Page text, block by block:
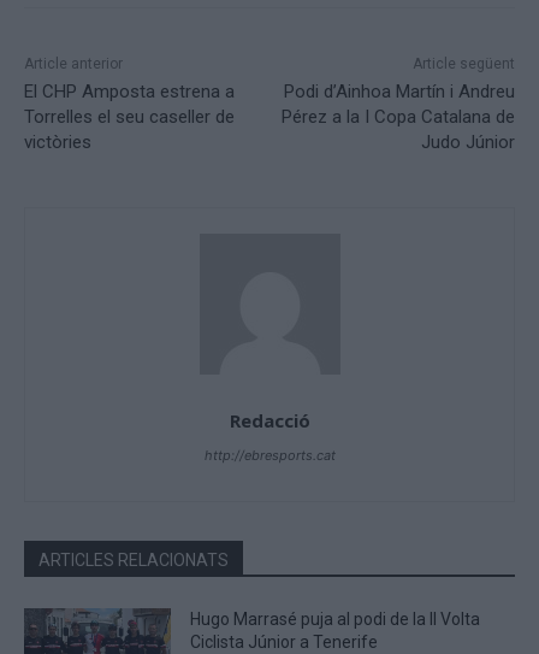
Article anterior
El CHP Amposta estrena a
Torrelles el seu caseller de
victòries
Article següent
Podi d’Ainhoa Martín i Andreu
Pérez a la I Copa Catalana de
Judo Júnior
Redacció
http://ebresports.cat
ARTICLES RELACIONATS
Hugo Marrasé puja al podi de la II Volta
Ciclista Júnior a Tenerife